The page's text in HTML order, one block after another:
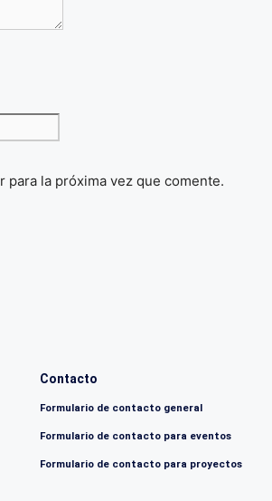
la próxima vez que comente.
Contacto
Formulario de contacto general
Formulario de contacto para eventos
Formulario de contacto para proyectos